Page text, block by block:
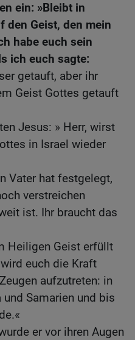
ein: »Bleibt in
den Geist, den mein
habe euch sein
ich euch sagte:
getauft, aber ihr
Geist Gottes getauft
Jesus: » Herr, wirst
in Israel wieder
Vater hat festgelegt,
verstreichen
ist. Ihr braucht das
Heiligen Geist erfüllt
euch die Kraft
aufzutreten: in
Samarien und bis
er vor ihren Augen